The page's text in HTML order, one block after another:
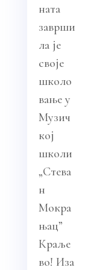
ната
заврши
ла је
своје
школо
вање у
Музич
кој
школи
„Стева
н
Мокра
њац”
Краље
во! Иза